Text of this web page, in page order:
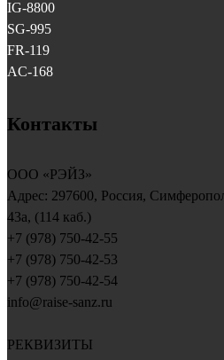
IG-8800
SG-995
FR-119
AC-168
Контакты
ООО «РЭЙЗ»
Адрес: 297600, Россия,
43a, (114 каб.)
+7 (978) 750-42-55
+7 (978) 750-42-53
+7 (978) 750-42-54
info@raise-sanz.ru
РЕКВИЗИТЫ